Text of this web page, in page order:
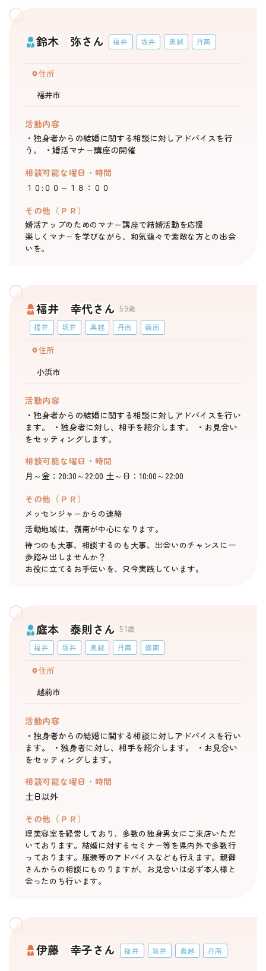
鈴木 弥さん 福井 坂井 奥越 丹南
住所
福井市
活動内容
・独身者からの結婚に関する相談に対しアドバイスを行
う。 ・婚活マナー講座の開催
相談可能な曜日・時間
１０:００～１８：００
その他（ＰＲ）
婚活アップのためのマナー講座で結婚活動を応援
楽しくマナーを学びながら、和気藹々で素敵な方との出会
いを。
福井 幸代さん 59歳
福井
坂井 奥越 丹南 嶺南
住所
小浜市
活動内容
・独身者からの結婚に関する相談に対しアドバイスを行い
ます。 ・独身者に対し、相手を紹介します。 ・お見合い
をセッティングします。
相談可能な曜日・時間
月～金：20:30～22:00 土～日：10:00～22:00
その他（ＰＲ）
メッセンジャーからの連絡
活動地域は、嶺南が中心になります。
待つのも大事、相談するのも大事、出会いのチャンスに一
歩踏み出しませんか？
お役に立てるお手伝いを、只今実践しています。
庭本 泰則さん 51歳
福井
坂井 奥越 丹南 嶺南
住所
越前市
活動内容
・独身者からの結婚に関する相談に対しアドバイスを行い
ます。 ・独身者に対し、相手を紹介します。 ・お見合い
をセッティングします。
相談可能な曜日・時間
土日以外
その他（ＰＲ）
理美容室を経営しており、多数の独身男女にご来店いただ
いております。結婚に対するセミナー等を県内外で多数行
っております。服装等のアドバイスなども行えます。親御
さんからの相談にものりますが、お見合いは必ず本人様と
会ったのち行います。
伊藤 幸子さん 福井 坂井 奥越 丹南